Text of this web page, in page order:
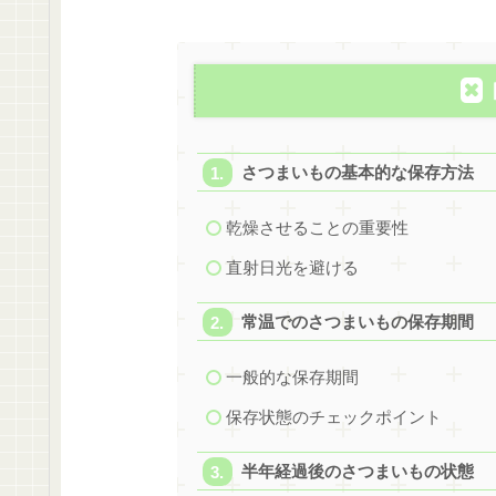
さつまいもの基本的な保存方法
乾燥させることの重要性
直射日光を避ける
常温でのさつまいもの保存期間
一般的な保存期間
保存状態のチェックポイント
半年経過後のさつまいもの状態